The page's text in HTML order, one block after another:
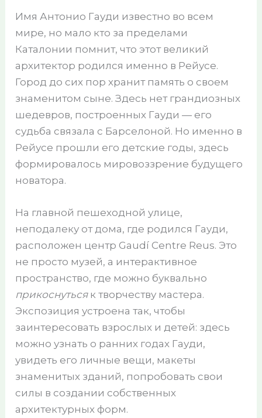
Имя Антонио Гауди известно во всем
мире, но мало кто за пределами
Каталонии помнит, что этот великий
архитектор родился именно в Рейусе.
Город до сих пор хранит память о своем
знаменитом сыне. Здесь нет грандиозных
шедевров, построенных Гауди — его
судьба связала с Барселоной. Но именно в
Рейусе прошли его детские годы, здесь
формировалось мировоззрение будущего
новатора.
На главной пешеходной улице,
неподалеку от дома, где родился Гауди,
расположен центр Gaudí Centre Reus. Это
не просто музей, а интерактивное
пространство, где можно буквально
прикоснутьсяк творчеству мастера.
Экспозиция устроена так, чтобы
заинтересовать взрослых и детей: здесь
можно узнать о ранних годах Гауди,
увидеть его личные вещи, макеты
знаменитых зданий, попробовать свои
силы в создании собственных
архитектурных форм.